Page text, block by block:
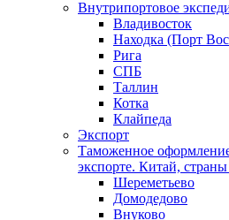
Внутрипортовое
Владивосток
Находка (Порт
Рига
СПБ
Таллин
Котка
Клайпеда
Экспорт
Таможенное
экспорте. Китай,
Шереметьево
Домодедово
Внуково